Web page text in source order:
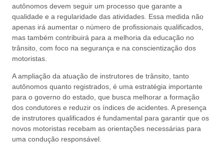
autônomos devem seguir um processo que garante a
qualidade e a regularidade das atividades. Essa medida não
apenas irá aumentar o número de profissionais qualificados,
mas também contribuirá para a melhoria da educação no
trânsito, com foco na segurança e na conscientização dos
motoristas.
A ampliação da atuação de instrutores de trânsito, tanto
autônomos quanto registrados, é uma estratégia importante
para o governo do estado, que busca melhorar a formação
dos condutores e reduzir os índices de acidentes. A presença
de instrutores qualificados é fundamental para garantir que os
novos motoristas recebam as orientações necessárias para
uma condução responsável.